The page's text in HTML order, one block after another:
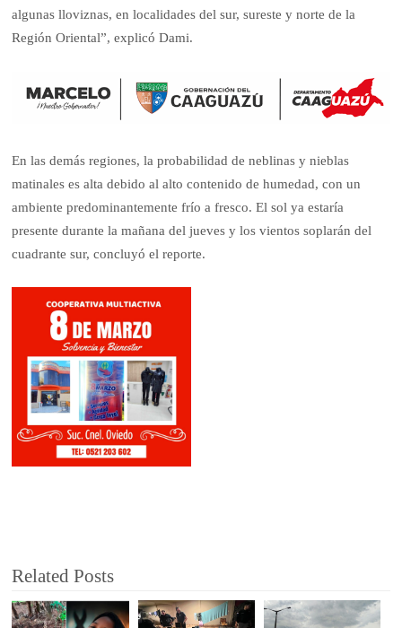
algunas lloviznas, en localidades del sur, sureste y norte de la
Región Oriental”, explicó Dami.
En las demás regiones, la probabilidad de neblinas y nieblas
matinales es alta debido al alto contenido de humedad, con un
ambiente predominantemente frío a fresco. El sol ya estaría
presente durante la mañana del jueves y los vientos soplarán del
cuadrante sur, concluyó el reporte.
Related Posts